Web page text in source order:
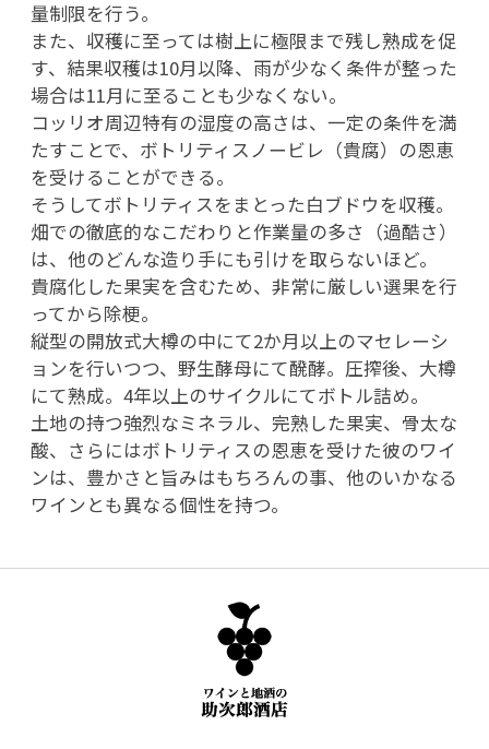
量制限を行う。
また、収穫に至っては樹上に極限まで残し熟成を促
す、結果収穫は10月以降、雨が少なく条件が整った
場合は11月に至ることも少なくない。
コッリオ周辺特有の湿度の高さは、一定の条件を満
たすことで、ボトリティスノービレ（貴腐）の恩恵
を受けることができる。
そうしてボトリティスをまとった白ブドウを収穫。
畑での徹底的なこだわりと作業量の多さ（過酷さ）
は、他のどんな造り手にも引けを取らないほど。
貴腐化した果実を含むため、非常に厳しい選果を行
ってから除梗。
縦型の開放式大樽の中にて2か月以上のマセレーシ
ョンを行いつつ、野生酵母にて醗酵。圧搾後、大樽
にて熟成。4年以上のサイクルにてボトル詰め。
土地の持つ強烈なミネラル、完熟した果実、骨太な
酸、さらにはボトリティスの恩恵を受けた彼のワイ
ンは、豊かさと旨みはもちろんの事、他のいかなる
ワインとも異なる個性を持つ。